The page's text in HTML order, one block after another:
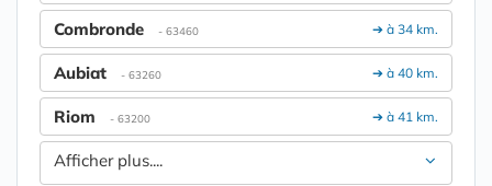
➔ à 34 km.
Combronde - 63460
➔ à 40 km.
Aubiat - 63260
➔ à 41 km.
Riom - 63200
Afficher plus....